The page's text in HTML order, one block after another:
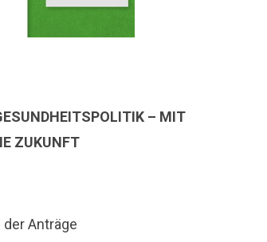
– MIT
ZUKUNFT
Anträge